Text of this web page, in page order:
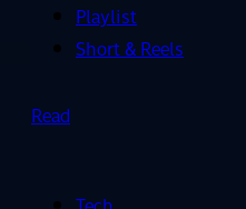
Playlist
Short & Reels
Read